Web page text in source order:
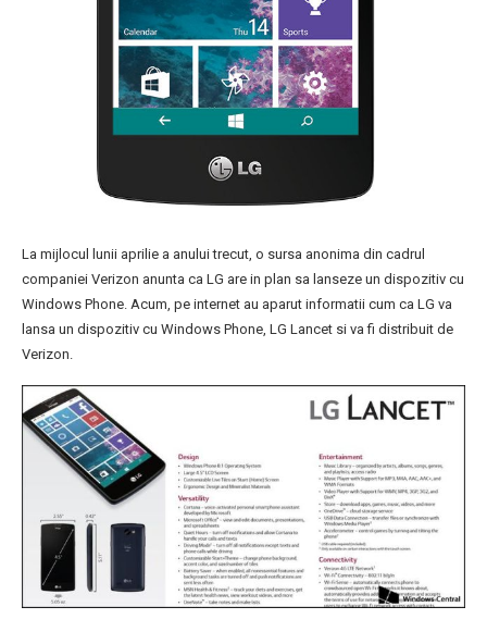
La mijlocul lunii aprilie a anului trecut, o sursa anonima din cadrul
companiei Verizon anunta ca LG are in plan sa lanseze un dispozitiv cu
Windows Phone. Acum, pe internet au aparut informatii cum ca LG va
lansa un dispozitiv cu Windows Phone, LG Lancet si va fi distribuit de
Verizon.